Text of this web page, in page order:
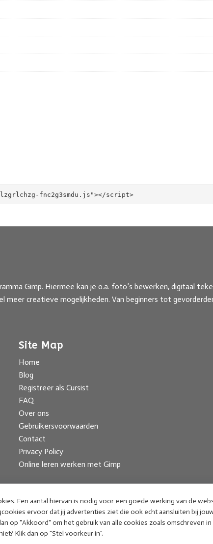
<script async src="https://embed.email-provider.eu/e/glzgrlchzg-fnc2g3smdu.js"></script>
Gimp. Hiermee kan je o.a. foto’s bewerken, digitaal
creatieve mogelijkheden. Van beginners tot
Site Map
Home
Blog
Registreer als Cursist
FAQ
Over ons
Gebruikersvoorwaarden
Contact
Privacy Policy
Online leren werken met Gimp
Mariella Wassing
mariel@cursusgimp.nl
Een aantal hiervan is nodig voor een goede werking van de
ervoor dat jij advertenties ziet die ook echt aansluiten bij
op "Akkoord" om het gebruik van alle cookies zoals omschreven in
Klik dan op "Stel voorkeur in".